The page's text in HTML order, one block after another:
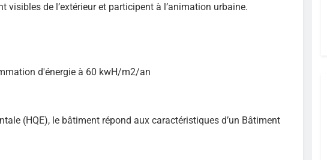
visibles de l’extérieur et participent à l’animation urbaine.
(HQE), le bâtiment répond aux caractéristiques d’un Bâtiment